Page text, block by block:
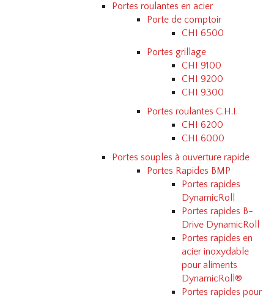
Portes roulantes en acier
Porte de comptoir
CHI 6500
Portes grillage
CHI 9100
CHI 9200
CHI 9300
Portes roulantes C.H.I.
CHI 6200
CHI 6000
Portes souples à ouverture rapide
Portes Rapides BMP
Portes rapides
DynamicRoll
Portes rapides B-
Drive DynamicRoll
Portes rapides en
acier inoxydable
pour aliments
DynamicRoll®
Portes rapides pour